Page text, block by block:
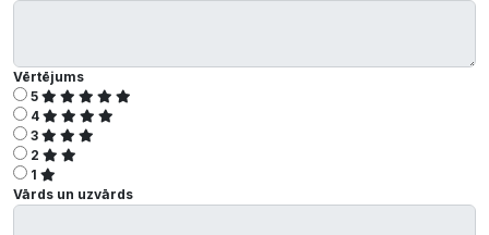
Vērtējums
5
4
3
2
1
Vārds un uzvārds